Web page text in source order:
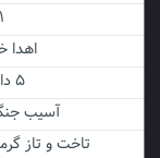
اهدا خون ۱۲هزار بوشهری
آسیب جنگ به ۸۴۰۰ واحد مسکونی-
تاخت و تاز گرما در